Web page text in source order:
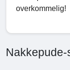
overkommelig!
Nakkepude-